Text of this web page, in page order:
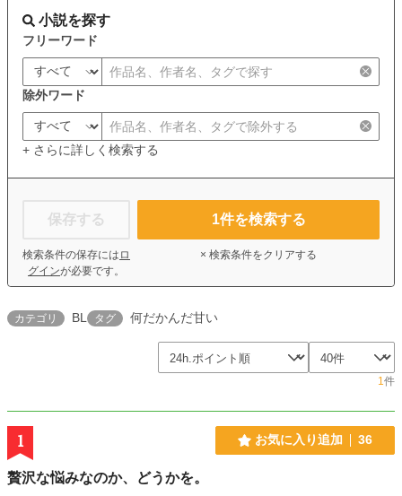
小説を探す
フリーワード
除外ワード
+ さらに詳しく検索する
保存する
検索条件の保存には ロ
グインが必要です。
1件を検索する
× 検索条件をクリアする
カテゴリ BL タグ 何だかんだ甘い
1件
1 お気に入り追加 36
贅沢な悩みなのか、どうかを。